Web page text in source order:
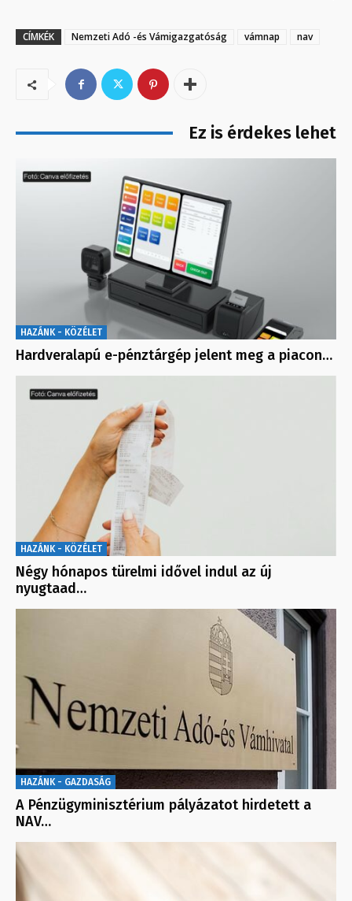
CÍMKÉK Nemzeti Adó -és Vámigazgatóság vámnap nav
Ez is érdekes lehet
HAZÁNK - KÖZÉLET
Hardveralapú e-pénztárgép jelent meg a piacon…
HAZÁNK - KÖZÉLET
Négy hónapos türelmi idővel indul az új
nyugtaad…
HAZÁNK - GAZDASÁG
A Pénzügyminisztérium pályázatot hirdetett a
NAV…